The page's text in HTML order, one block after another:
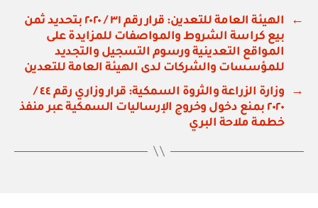
←
الهيئة العامة للتعدين: قرار رقم ٣١ / ٢٠٢٠ بتحديد ثمن
بيع كراسة الشروط والمواصفات للمزايدة على
المواقع التعدينية ورسوم التسجيل والتجديد
للمؤسسات والشركات لدى الهيئة العامة للتعدين
→
وزارة الزراعة والثروة السمكية: قرار وزاري رقم ٤٤ /
٢٠٢٠ بمنع دخول وخروج الإرساليات السمكية عبر منفذ
خطمة ملاحة البري